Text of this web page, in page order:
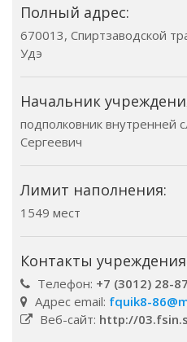
Полный адрес:
670013, Спиртзаводской
Удэ
Начальник
подполковник внутренней
Сергеевич
Лимит наполнения:
1549 мест
Контакты
Телефон: +7 (3012) 28-
Адрес email: fquik8-
Веб-сайт: http://